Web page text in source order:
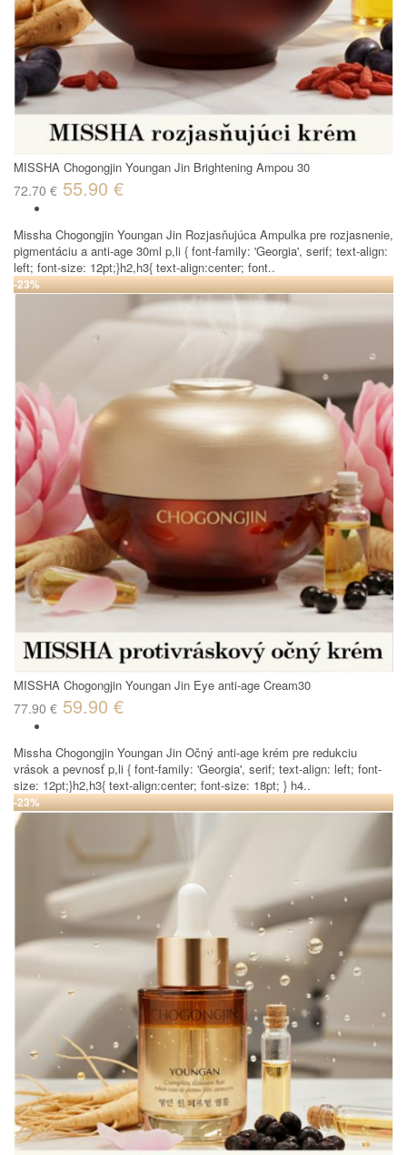
MISSHA Chogongjin Youngan Jin Brightening Ampou 30
72.70 € 55.90 €
Missha Chogongjin Youngan Jin Rozjasňujúca Ampulka pre rozjasnenie,
pigmentáciu a anti-age 30ml p,li { font-family: 'Georgia', serif; text-align:
left; font-size: 12pt;}h2,h3{ text-align:center; font..
-23%
MISSHA Chogongjin Youngan Jin Eye anti-age Cream30
77.90 € 59.90 €
Missha Chogongjin Youngan Jin Očný anti-age krém pre redukciu
vrások a pevnosť p,li { font-family: 'Georgia', serif; text-align: left; font-
size: 12pt;}h2,h3{ text-align:center; font-size: 18pt; } h4..
-23%